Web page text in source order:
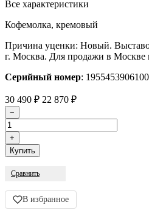
Все характеристики
Кофемолка, кремовый
Причина уценки: Новый.
г. Москва. Для продажи в
Серийный номер:
30 490 ₽ 22 870 ₽
Сравнить
В избранное